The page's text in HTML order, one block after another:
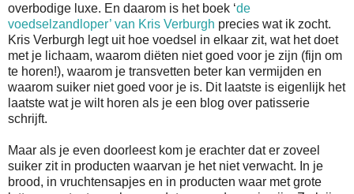
overbodige luxe. En daarom is het boek ‘de
voedselzandloper’ van Kris Verburgh precies wat ik zocht.
Kris Verburgh legt uit hoe voedsel in elkaar zit, wat het doet
met je lichaam, waarom diëten niet goed voor je zijn (fijn om
te horen!), waarom je transvetten beter kan vermijden en
waarom suiker niet goed voor je is. Dit laatste is eigenlijk het
laatste wat je wilt horen als je een blog over patisserie
schrijft.
Maar als je even doorleest kom je erachter dat er zoveel
suiker zit in producten waarvan je het niet verwacht. In je
brood, in vruchtensapjes en in producten waar met grote